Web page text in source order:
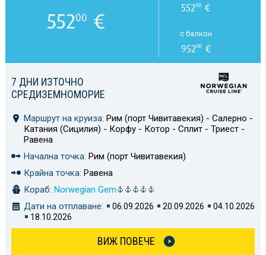
7 ДНИ ИЗТОЧНО
СРЕДИЗЕМНОМОРИЕ
Маршрут на круиза: Рим (порт Чивитавекия) - Салерно -
Катания (Сицилия) - Корфу - Котор - Сплит - Триест -
Равена
Начална точка: Рим (порт Чивитавекия)
Крайна точка: Равена
Кораб: Norwegian Gem
Дати на отплаване:
06.09.2026 20.09.2026
04.10.2026
18.10.2026
ВИЖ ПОВЕЧЕ
55200 €
55200 €
с балкон
95200€